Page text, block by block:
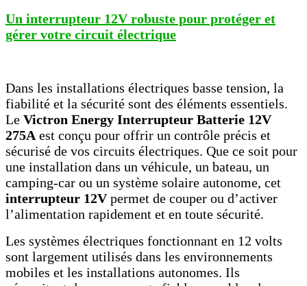
Un interrupteur 12V robuste pour protéger et
gérer votre circuit électrique
Dans les installations électriques basse tension, la
fiabilité et la sécurité sont des éléments essentiels.
Le Victron Energy Interrupteur Batterie 12V
275A est conçu pour offrir un contrôle précis et
sécurisé de vos circuits électriques. Que ce soit pour
une installation dans un véhicule, un bateau, un
camping-car ou un système solaire autonome, cet
interrupteur 12Vpermet de couper ou d’activer
l’alimentation rapidement et en toute sécurité.
Les systèmes électriques fonctionnant en 12 volts
sont largement utilisés dans les environnements
mobiles et les installations autonomes. Ils